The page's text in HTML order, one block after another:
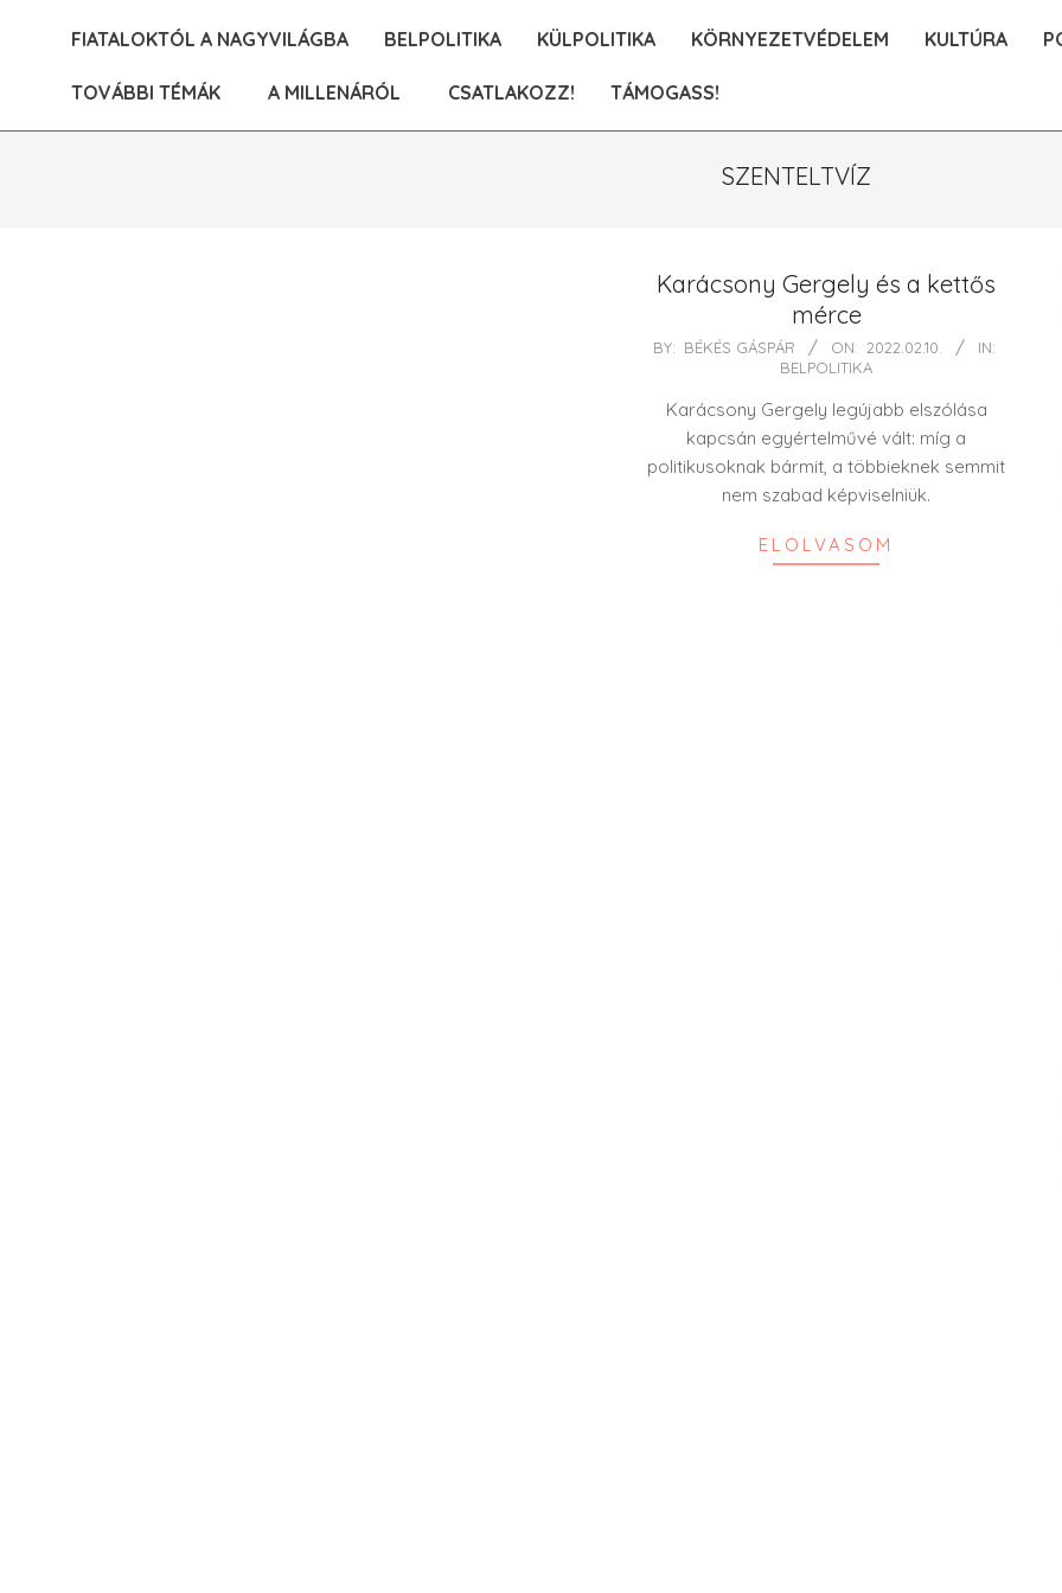
FIATALOKTÓL A NAGYVILÁGBA BELPOLITIKA KÜLPOLITIKA KÖRNYEZETVÉDELEM KULTÚRA
TOVÁBBI TÉMÁK A MILLENÁRÓL CSATLAKOZZ! TÁMOGASS!
SZENTELTVÍZ
Karácsony Gergely és a kettős
mérce
2022-
BY: BÉKÉS GÁSPÁR ON: 2022.02.10.
IN:
BELPOLITIKA
Karácsony Gergely legújabb elszólása
kapcsán egyértelművé vált: míg a
politikusoknak bármit, a többieknek semmit
nem szabad képviselniük.
ELOLVASOM